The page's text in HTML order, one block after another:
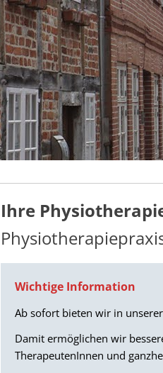
Ihre
Wichtige Information
Ab sofort bieten wir in
Damit ermöglichen wir
TherapeutenInnen und